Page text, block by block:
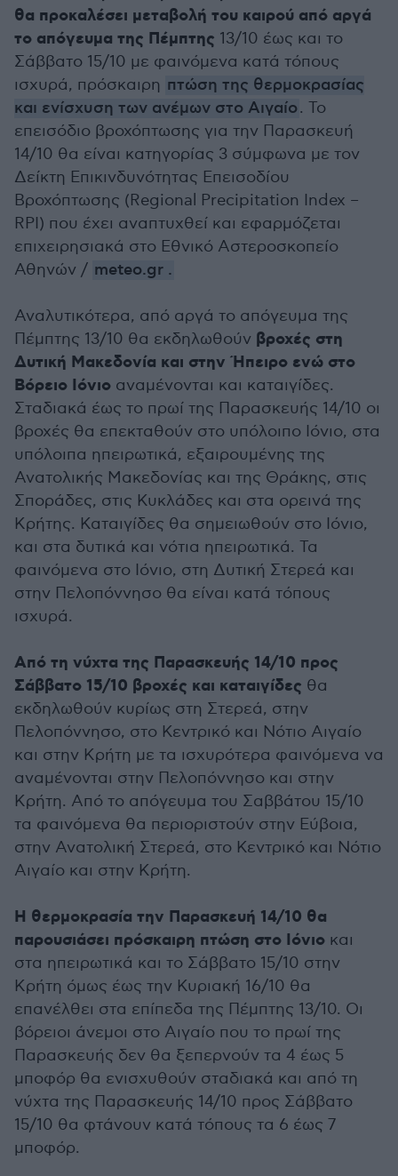
θα προκαλέσει μεταβολή του καιρού από αργά
το απόγευμα της Πέμπτης 13/10 έως και το
Σάββατο 15/10 με φαινόμενα κατά τόπους
ισχυρά, πρόσκαιρη πτώση της θερμοκρασίας
και ενίσχυση των ανέμων στο Αιγαίο. Το
επεισόδιο βροχόπτωσης για την Παρασκευή
14/10 θα είναι κατηγορίας 3 σύμφωνα με τον
Δείκτη Επικινδυνότητας Επεισοδίου
Βροχόπτωσης (Regional Precipitation Index –
RPI) που έχει αναπτυχθεί και εφαρμόζεται
επιχειρησιακά στο Εθνικό Αστεροσκοπείο
Αθηνών / meteo.gr .
Αναλυτικότερα, από αργά το απόγευμα της
Πέμπτης 13/10 θα εκδηλωθούν βροχές στη
Δυτική Μακεδονία και στην Ήπειρο ενώ στο
Βόρειο Ιόνιο αναμένονται και καταιγίδες.
Σταδιακά έως το πρωί της Παρασκευής 14/10 οι
βροχές θα επεκταθούν στο υπόλοιπο Ιόνιο, στα
υπόλοιπα ηπειρωτικά, εξαιρουμένης της
Ανατολικής Μακεδονίας και της Θράκης, στις
Σποράδες, στις Κυκλάδες και στα ορεινά της
Κρήτης. Καταιγίδες θα σημειωθούν στο Ιόνιο,
και στα δυτικά και νότια ηπειρωτικά. Τα
φαινόμενα στο Ιόνιο, στη Δυτική Στερεά και
στην Πελοπόννησο θα είναι κατά τόπους
ισχυρά.
Από τη νύχτα της Παρασκευής 14/10 προς
Σάββατο 15/10 βροχές και καταιγίδες θα
εκδηλωθούν κυρίως στη Στερεά, στην
Πελοπόννησο, στο Κεντρικό και Νότιο Αιγαίο
και στην Κρήτη με τα ισχυρότερα φαινόμενα να
αναμένονται στην Πελοπόννησο και στην
Κρήτη. Από το απόγευμα του Σαββάτου 15/10
τα φαινόμενα θα περιοριστούν στην Εύβοια,
στην Ανατολική Στερεά, στο Κεντρικό και Νότιο
Αιγαίο και στην Κρήτη.
Η θερμοκρασία την Παρασκευή 14/10 θα
παρουσιάσει πρόσκαιρη πτώση στο Ιόνιο και
στα ηπειρωτικά και το Σάββατο 15/10 στην
Κρήτη όμως έως την Κυριακή 16/10 θα
επανέλθει στα επίπεδα της Πέμπτης 13/10. Οι
βόρειοι άνεμοι στο Αιγαίο που το πρωί της
Παρασκευής δεν θα ξεπερνούν τα 4 έως 5
μποφόρ θα ενισχυθούν σταδιακά και από τη
νύχτα της Παρασκευής 14/10 προς Σάββατο
15/10 θα φτάνουν κατά τόπους τα 6 έως 7
μποφόρ.